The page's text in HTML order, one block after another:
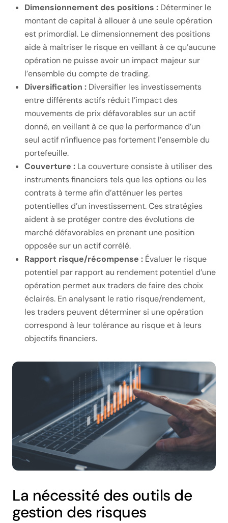
Dimensionnement des positions : Déterminer le
montant de capital à allouer à une seule opération
est primordial. Le dimensionnement des positions
aide à maîtriser le risque en veillant à ce qu’aucune
opération ne puisse avoir un impact majeur sur
l’ensemble du compte de trading.
Diversification : Diversifier les investissements
entre différents actifs réduit l’impact des
mouvements de prix défavorables sur un actif
donné, en veillant à ce que la performance d’un
seul actif n’influence pas fortement l’ensemble du
portefeuille.
Couverture : La couverture consiste à utiliser des
instruments financiers tels que les options ou les
contrats à terme afin d’atténuer les pertes
potentielles d’un investissement. Ces stratégies
aident à se protéger contre des évolutions de
marché défavorables en prenant une position
opposée sur un actif corrélé.
Rapport risque/récompense : Évaluer le risque
potentiel par rapport au rendement potentiel d’une
opération permet aux traders de faire des choix
éclairés. En analysant le ratio risque/rendement,
les traders peuvent déterminer si une opération
correspond à leur tolérance au risque et à leurs
objectifs financiers.
La nécessité des outils de
gestion des risques